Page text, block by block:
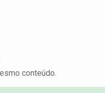
conteúdo.